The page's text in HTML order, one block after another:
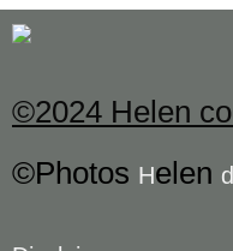
©2024 Helen
©Photos Helen